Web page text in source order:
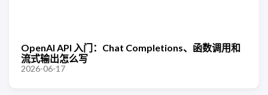
OpenAI API 入门：Chat Completions、函数调用和
流式输出怎么写
2026-06-17